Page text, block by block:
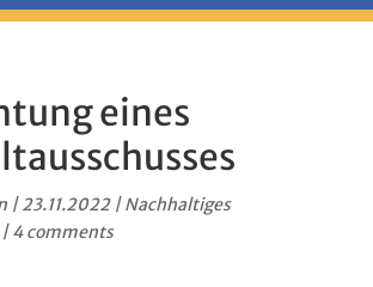
eines
|23.11.2022|Nachhaltiges
4 comments